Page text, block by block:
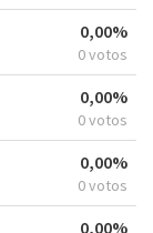
0,00%
0 votos
0,00%
0 votos
0,00%
0 votos
0,00%